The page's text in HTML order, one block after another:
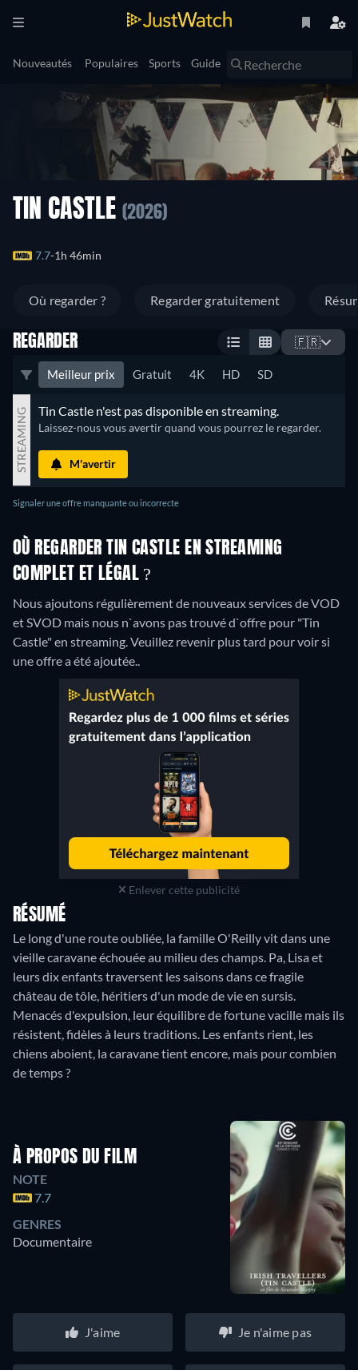
Nouveautés Populaires Sports Guide
TIN CASTLE (2026)
7.7 1h 46min
Où regarder ? Regarder gratuitement
REGARDER 🇫🇷
Meilleur prix Gratuit 4K HD SD
STREAMING Tin Castle n'est pas disponible en streaming.
Laissez-nous vous avertir quand vous pourrez le regarder.
M'avertir
Signaler une offre manquante ou incorrecte
OÙ REGARDER TIN CASTLE EN STREAMING
COMPLET ET LÉGAL ?
Nous ajoutons régulièrement de nouveaux services de VOD
et SVOD mais nous n`avons pas trouvé d`offre pour "Tin
Castle" en streaming. Veuillez revenir plus tard pour voir si
une offre a été ajoutée..
Enlever cette publicité
RÉSUMÉ
Le long d'une route oubliée, la famille O'Reilly vit dans une
vieille caravane échouée au milieu des champs. Pa, Lisa et
leurs dix enfants traversent les saisons dans ce fragile
château de tôle, héritiers d'un mode de vie en sursis.
Menacés d'expulsion, leur équilibre de fortune vacille mais ils
résistent, fidèles à leurs traditions. Les enfants rient, les
chiens aboient, la caravane tient encore, mais pour combien
de temps ?
À PROPOS DU FILM
NOTE
7.7
GENRES
Documentaire
J'aime Je n'aime pas